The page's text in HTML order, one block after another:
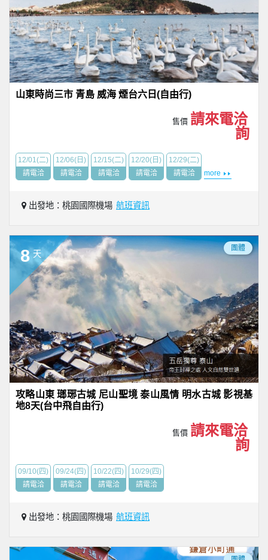
山東時尚三市 青島 威海 煙台六日(自由行)
售價 請來電洽
詢
12/01(二)
請電洽
12/06(日)
請電洽
12/15(二)
請電洽
12/20(日)
請電洽
12/29(二)
請電洽
more
出發地：桃園國際機場 航班資訊
8 天
團體
攻略山東 瑯琊古城 尼山聖境 泰山風情 明水古城 影視基
地8天(台中飛自由行)
售價 請來電洽
詢
09/10(四)
請電洽
09/24(四)
請電洽
10/22(四)
請電洽
10/29(四)
請電洽
出發地：桃園國際機場 航班資訊